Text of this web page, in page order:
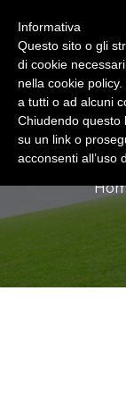
Informativa
Questo sito o gli
di cookie
nella cookie
a tutti o ad alcuni
Chiudendo questo
su un link o
acconsenti all’uso